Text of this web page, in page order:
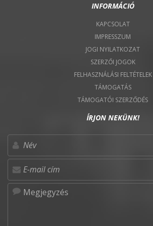
INFORMÁCIÓ
KAPCSOLAT
IMPRESSZUM
JOGI NYILATKOZAT
SZERZŐI JOGOK
FELHASZNÁLÁSI FELTÉTELEK
TÁMOGATÁS
TÁMOGATÓI SZERZŐDÉS
ÍRJON NEKÜNK!